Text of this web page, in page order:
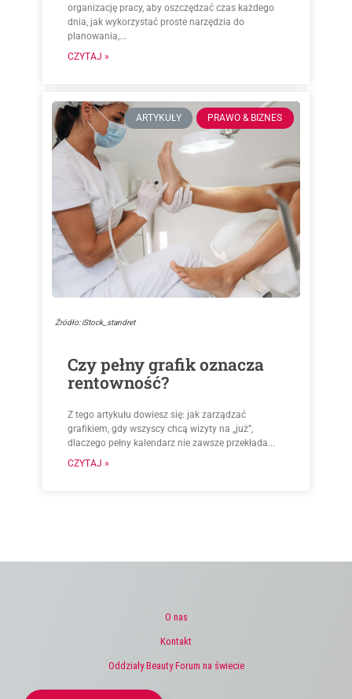
organizację pracy, aby oszczędzać czas każdego
dnia, jak wykorzystać proste narzędzia do
planowania,...
CZYTAJ »
ARTYKUŁY PRAWO & BIZNES
Źródło: iStock_standret
Czy pełny grafik oznacza
rentowność?
Z tego artykułu dowiesz się: jak zarządzać
grafikiem, gdy wszyscy chcą wizyty na „już”,
dlaczego pełny kalendarz nie zawsze przekłada...
CZYTAJ »
O nas
Kontakt
Oddziały Beauty Forum na świecie